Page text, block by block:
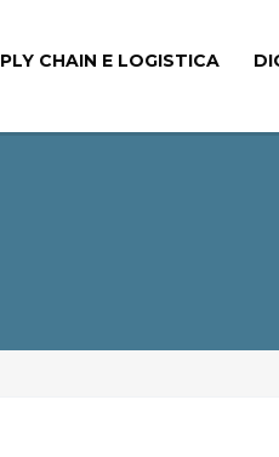
CHAIN E LOGISTICA